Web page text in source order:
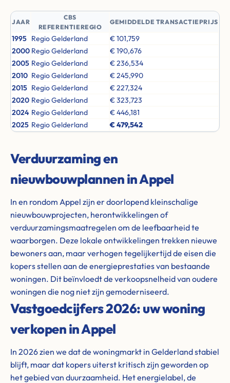
JAAR
CBS
REFERENTIEREGIO
GEMIDDELDE TRANSACTIEPRIJS
1995 Regio Gelderland
€ 101,759
2000 Regio Gelderland
€ 190,676
2005 Regio Gelderland
€ 236,534
2010 Regio Gelderland
€ 245,990
2015 Regio Gelderland
€ 227,324
2020 Regio Gelderland
€ 323,723
2024 Regio Gelderland
€ 446,181
2025 Regio Gelderland € 479,542
Verduurzaming en
nieuwbouwplannen in Appel
In en rondom Appel zijn er doorlopend kleinschalige
nieuwbouwprojecten, herontwikkelingen of
verduurzamingsmaatregelen om de leefbaarheid te
waarborgen. Deze lokale ontwikkelingen trekken nieuwe
bewoners aan, maar verhogen tegelijkertijd de eisen die
kopers stellen aan de energieprestaties van bestaande
woningen. Dit beïnvloedt de verkoopsnelheid van oudere
woningen die nog niet zijn gemoderniseerd.
Vastgoedcijfers 2026: uw woning
verkopen in Appel
In 2026 zien we dat de woningmarkt in Gelderland stabiel
blijft, maar dat kopers uiterst kritisch zijn geworden op
het gebied van duurzaamheid. Het energielabel, de